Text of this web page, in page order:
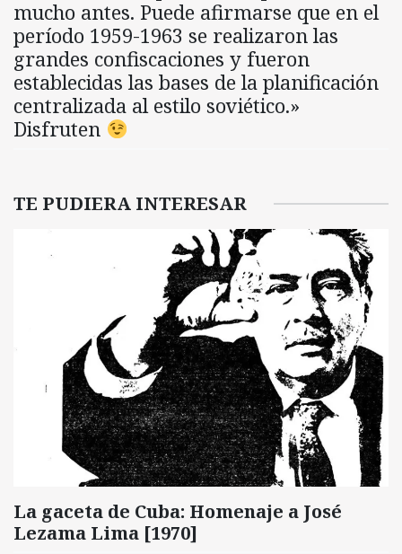
mucho antes. Puede afirmarse que en el
período 1959-1963 se realizaron las
grandes confiscaciones y fueron
establecidas las bases de la planificación
centralizada al estilo soviético.»
Disfruten
TE PUDIERA INTERESAR
La gaceta de Cuba: Homenaje a José
Lezama Lima [1970]